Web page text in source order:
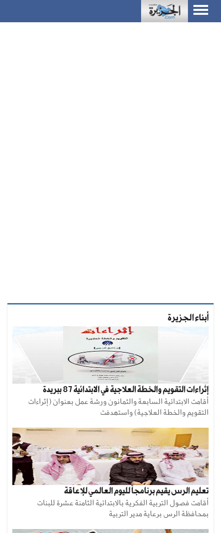
Toggle
navigation
أبناء الجزيرة
إثراءات التقويم والخطة العلاجية في الابتدائية 87 ببريدة
أقامت الابتدائية السابعة والثمانون ورشة عمل بعنوان (إثراءات
التقويم والخطة العلاجية) واستهدفت
تعليم الرس يقيم برنامجاً لليوم العالمي للإعاقة
أقامت فصول التربية الفكرية بالابتدائية الثامنة عشرة للبنات
بمحافظة الرس برعاية مدير التربية